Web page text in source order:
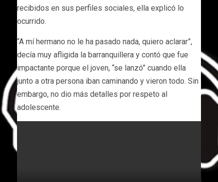
recibidos en sus perfiles sociales, ella explicó lo
ocurrido.
“A mí hermano no le ha pasado nada, quiero aclarar”,
decía muy afligida la barranquillera y contó que fue
impactante porque el joven, “se lanzó” cuando ella
junto a otra persona iban caminando y vieron todo. Sin
embargo, no dio más detalles por respeto al
adolescente.